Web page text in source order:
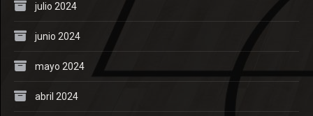
julio 2024
junio 2024
mayo 2024
abril 2024